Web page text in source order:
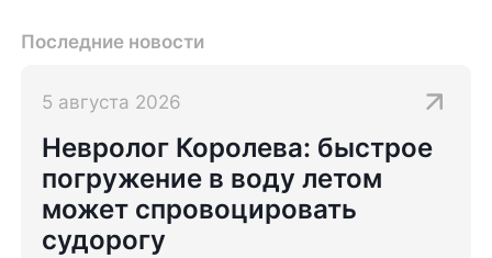
Последние новости
5 августа 2026
Невролог Королева: быстрое
погружение в воду летом
может спровоцировать
судорогу